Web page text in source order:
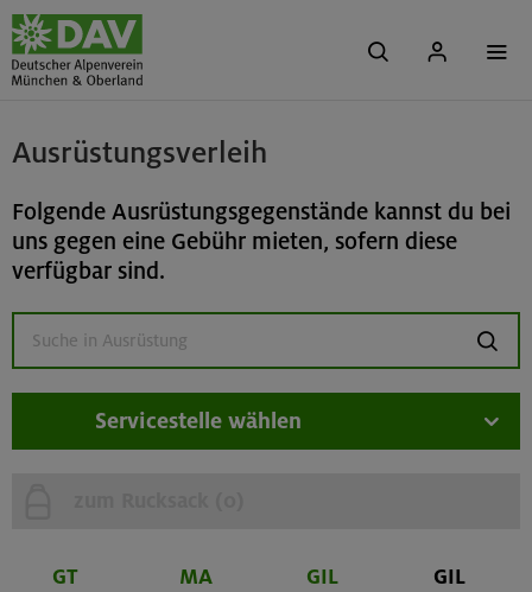
Ausrüstungsverleih
Folgende Ausrüstungsgegenstände kannst du bei
uns gegen eine Gebühr mieten, sofern diese
verfügbar sind.
suchen
Servicestelle wählen
GT MA GIL GIL